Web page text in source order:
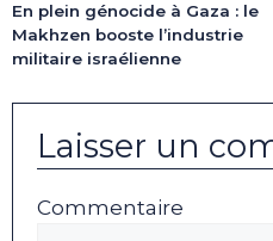
En plein génocide à Gaza : le
Makhzen booste l’industrie
militaire israélienne
Laisser un
Commentaire